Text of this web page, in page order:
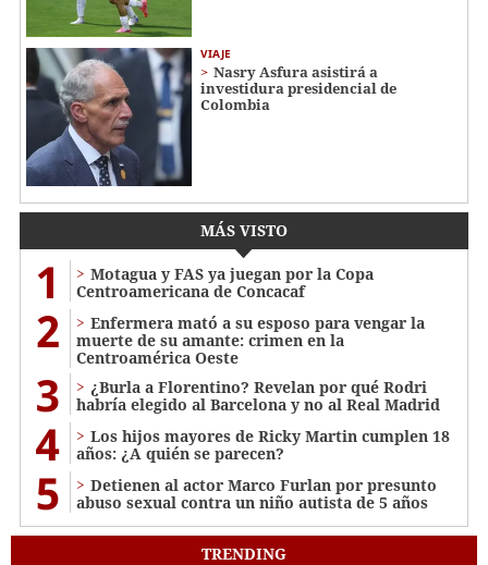
VIAJE
Nasry Asfura asistirá a
investidura presidencial de
Colombia
MÁS VISTO
1
Motagua y FAS ya juegan por la Copa
Centroamericana de Concacaf
2
Enfermera mató a su esposo para vengar la
muerte de su amante: crimen en la
Centroamérica Oeste
3
¿Burla a Florentino? Revelan por qué Rodri
habría elegido al Barcelona y no al Real Madrid
4
Los hijos mayores de Ricky Martin cumplen 18
años: ¿A quién se parecen?
5
Detienen al actor Marco Furlan por presunto
abuso sexual contra un niño autista de 5 años
TRENDING